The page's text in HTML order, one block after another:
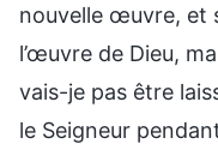
nouvelle œuvre, et
l’œuvre de Dieu,
vais-je pas être
le Seigneur